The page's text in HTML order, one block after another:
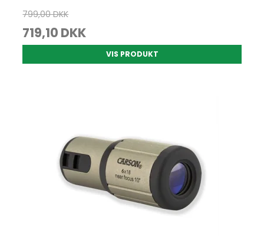
799,00 DKK
719,10 DKK
VIS PRODUKT